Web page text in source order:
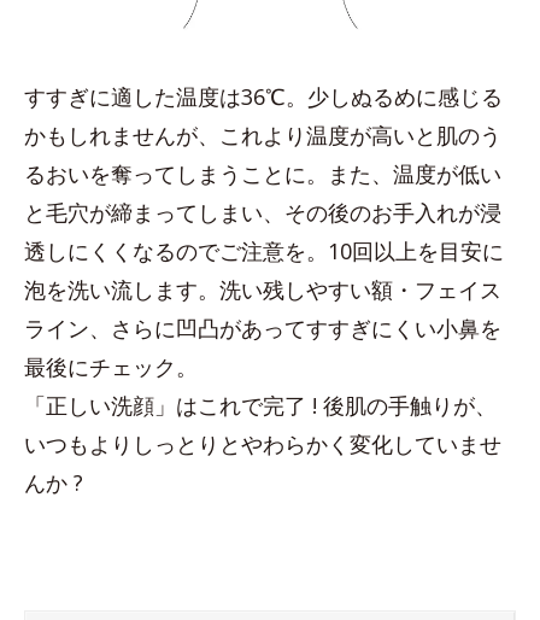
すすぎに適した温度は36℃。少しぬるめに感じる
かもしれませんが、これより温度が高いと肌のう
るおいを奪ってしまうことに。また、温度が低い
と毛穴が締まってしまい、その後のお手入れが浸
透しにくくなるのでご注意を。10回以上を目安に
泡を洗い流します。洗い残しやすい額・フェイス
ライン、さらに凹凸があってすすぎにくい小鼻を
最後にチェック。
「正しい洗顔」はこれで完了 ! 後肌の手触りが、
いつもよりしっとりとやわらかく変化していませ
んか ?